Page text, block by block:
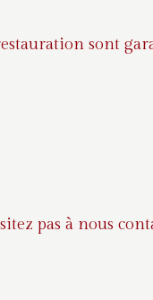
sont
pas à nous